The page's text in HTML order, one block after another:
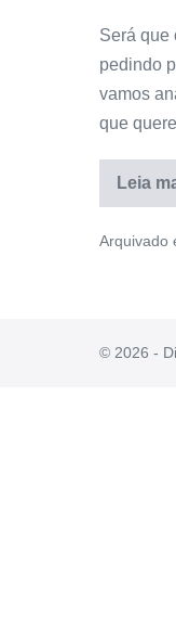
Será que
pedindo
vamos
que
Leia
Arquivado
© 2026 -